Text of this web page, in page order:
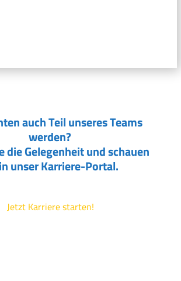
auch Teil unseres Teams
werden?
die Gelegenheit und schauen
unser Karriere-Portal.
Jetzt Karriere starten!